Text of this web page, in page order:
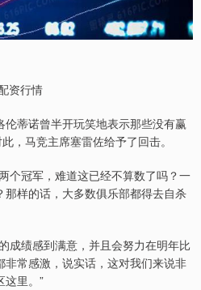
资行情
蒂诺曾半开玩笑地表示那些没有赢
，马竞主席塞雷佐给予了回击。
个冠军，难道这已经不算数了吗？一
样的话，大多数俱乐部都得去自杀
成绩感到满意，并且会努力在明年比
常感激，说实话，这对我们来说非
这里。”